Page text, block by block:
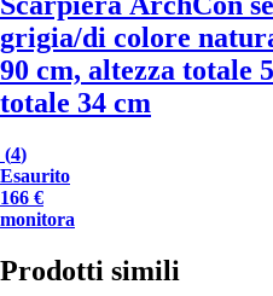
grigia/di colore
90 cm, altezza totale
totale 34 cm
(4)
Esaurito
166 €
monitora
Prodotti simili